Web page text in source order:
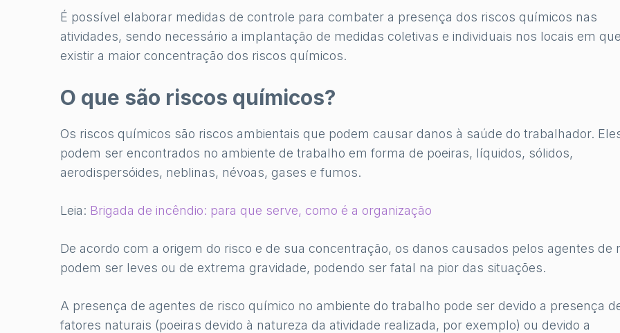
É possível elaborar medidas de controle para combater a presença dos riscos químicos nas
atividades, sendo necessário a implantação de medidas coletivas e individuais nos locais em
existir a maior concentração dos riscos químicos.
O que são riscos químicos?
Os riscos químicos são riscos ambientais que podem causar danos à saúde do trabalhador.
podem ser encontrados no ambiente de trabalho em forma de poeiras, líquidos, sólidos,
aerodispersóides, neblinas, névoas, gases e fumos.
Leia: Brigada de incêndio: para que serve, como é a organização
De acordo com a origem do risco e de sua concentração, os danos causados pelos agentes de
podem ser leves ou de extrema gravidade, podendo ser fatal na pior das situações.
A presença de agentes de risco químico no ambiente do trabalho pode ser devido a presença
fatores naturais (poeiras devido à natureza da atividade realizada, por exemplo) ou devido a